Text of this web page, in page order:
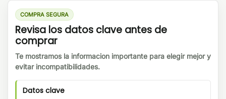
COMPRA SEGURA
Revisa los datos clave antes de
comprar
Te mostramos la informacion importante para elegir mejor y
evitar incompatibilidades.
Datos clave